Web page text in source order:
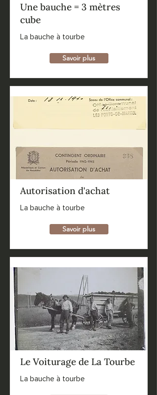
Une bauche = 3 mètres
cube
La bauche à tourbe
Savoir plus
Autorisation d'achat
La bauche à tourbe
Savoir plus
Le Voiturage de La Tourbe
La bauche à tourbe